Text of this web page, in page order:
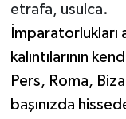
etrafa, usulca.
İmparatorlukları
kalıntılarının
Pers, Roma,
başınızda